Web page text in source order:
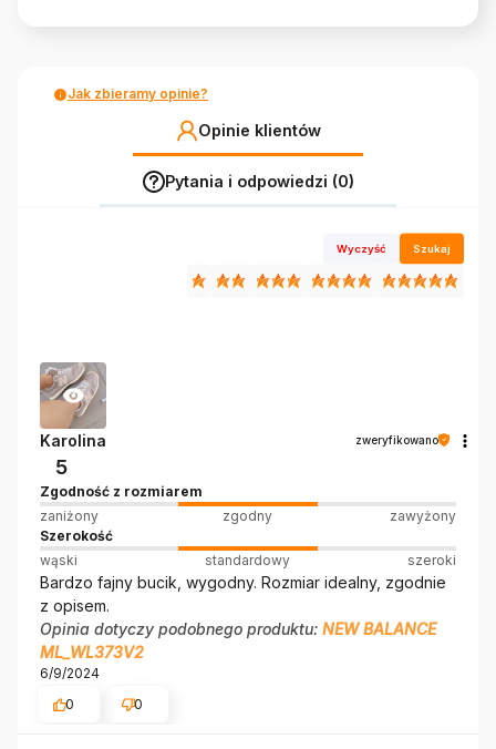
Jak zbieramy opinie?
Opinie klientów
Pytania i odpowiedzi (0)
Wyczyść Szukaj
Karolina zweryfikowano
5
Zgodność z rozmiarem
zaniżony
zgodny
zawyżony
Szerokość
wąski
standardowy szeroki
Bardzo fajny bucik, wygodny. Rozmiar idealny, zgodnie
z opisem.
Opinia dotyczy podobnego produktu: NEW BALANCE
ML_WL373V2
6/9/2024
0
0